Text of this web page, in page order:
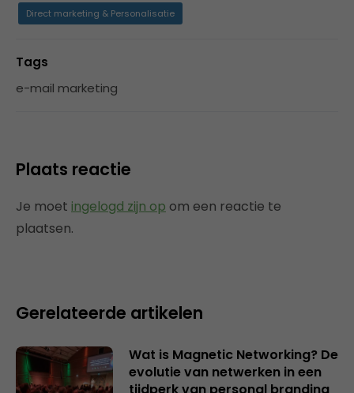
Direct marketing & Personalisatie
Tags
e-mail marketing
Plaats reactie
Je moet ingelogd zijn op om een reactie te
plaatsen.
Gerelateerde artikelen
Wat is Magnetic Networking? De
evolutie van netwerken in een
tijdperk van personal branding